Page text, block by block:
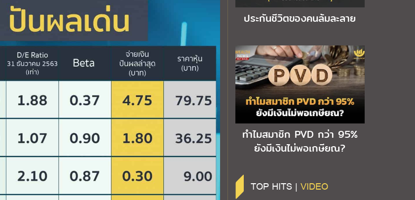
ประกันชีวิตของคนล้มละลาย
ทำไมสมาชิก PVD กว่า 95%
ยังมีเงินไม่พอเกษียณ?
TOP HITS | VIDEO